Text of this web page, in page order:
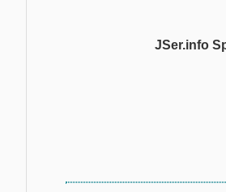
JSer.info